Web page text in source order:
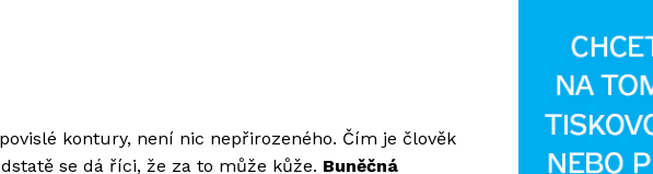
kontury, není nic nepřirozeného. Čím je člověk
se dá říci, že za to může kůže. Buněčná